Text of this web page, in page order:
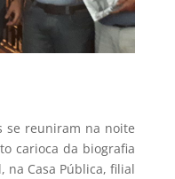
se reuniram na noite
carioca da biografia
na Casa Pública, filial